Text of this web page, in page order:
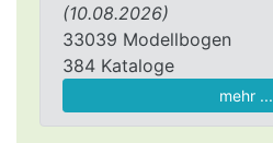
(10.08.2026)
33039 Modellbogen
384 Kataloge
mehr ...